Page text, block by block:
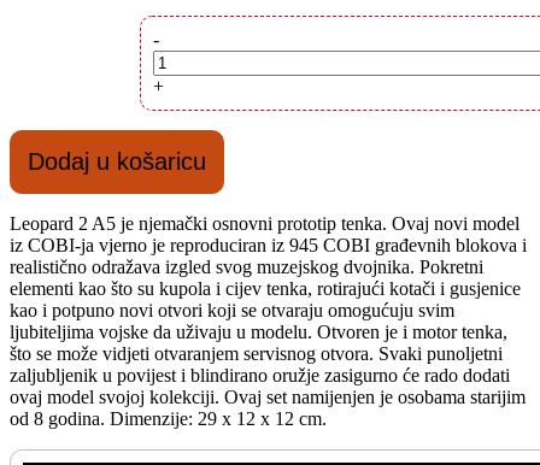
-Set
COBI
kocke
TVM
(2620)
količina
+
Dodaj u košaricu
Leopard 2 A5 je njemački osnovni prototip tenka. Ovaj novi model
iz COBI-ja vjerno je reproduciran iz 945 COBI građevnih blokova i
realistično odražava izgled svog muzejskog dvojnika. Pokretni
elementi kao što su kupola i cijev tenka, rotirajući kotači i gusjenice
kao i potpuno novi otvori koji se otvaraju omogućuju svim
ljubiteljima vojske da uživaju u modelu. Otvoren je i motor tenka,
što se može vidjeti otvaranjem servisnog otvora. Svaki punoljetni
zaljubljenik u povijest i blindirano oružje zasigurno će rado dodati
ovaj model svojoj kolekciji. Ovaj set namijenjen je osobama starijim
od 8 godina. Dimenzije: 29 x 12 x 12 cm.